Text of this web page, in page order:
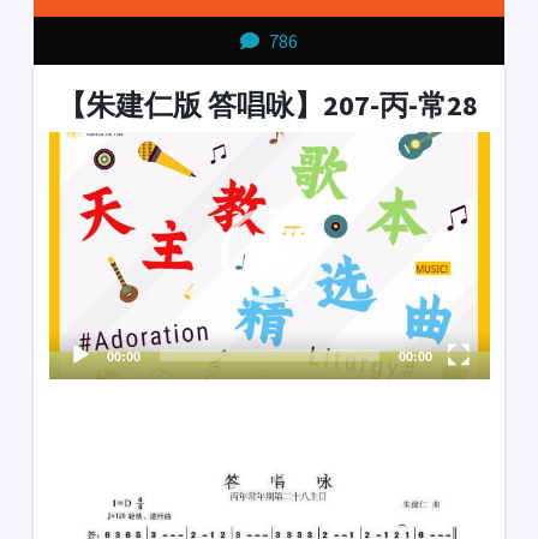
786
【朱建仁版 答唱咏】207-丙-常28
Video
Player
00:00 00:00